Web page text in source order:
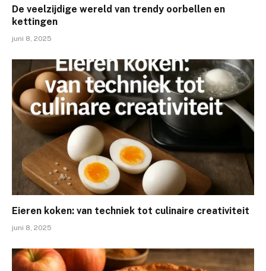
De veelzijdige wereld van trendy oorbellen en
kettingen
juni 8, 2025
Eieren koken: van techniek tot culinaire creativiteit
juni 8, 2025